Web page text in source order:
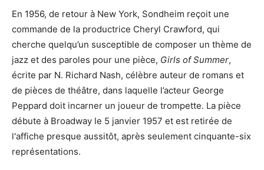
En 1956, de retour à New York, Sondheim reçoit une
commande de la productrice Cheryl Crawford, qui
cherche quelqu’un susceptible de composer un thème de
jazz et des paroles pour une pièce, Girls of Summer,
écrite par N. Richard Nash, célèbre auteur de romans et
de pièces de théâtre, dans laquelle l’acteur George
Peppard doit incarner un joueur de trompette. La pièce
débute à Broadway le 5 janvier 1957 et est retirée de
l'affiche presque aussitôt, après seulement cinquante-six
représentations.